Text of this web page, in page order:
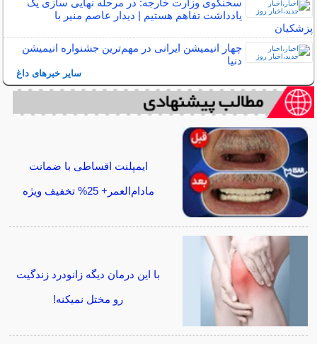
یادداشت تفاهم هستیم | دیدار عاصم منیر با
پزشکیان
چهار انیمیشن ایرانی در مهم‌ترین جشنواره انیمیشن
دنیا
سایر خبرهای داغ
ایمپلنت اقساطی با ضمانت
مادام‌العمر+ 25% تخفیف ویژه
با این درمان دیگه زانودرد زندگیت
رو مختل نمیکنه!